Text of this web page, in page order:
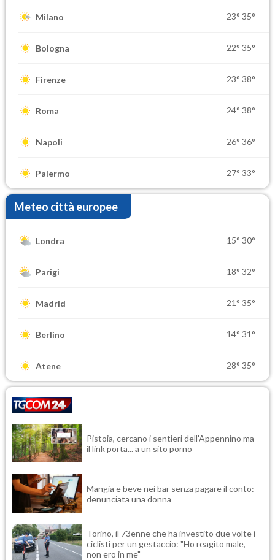
Milano 23° 35°
Bologna 22° 35°
Firenze 23° 38°
Roma 24° 38°
Napoli 26° 36°
Palermo 27° 33°
Meteo città europee
Londra 15° 30°
Parigi 18° 32°
Madrid 21° 35°
Berlino 14° 31°
Atene 28° 35°
Pistoia, cercano i sentieri dell'Appennino ma
il link porta... a un sito porno
Mangia e beve nei bar senza pagare il conto:
denunciata una donna
Torino, il 73enne che ha investito due volte i
ciclisti per un gestaccio: "Ho reagito male,
non ero in me"